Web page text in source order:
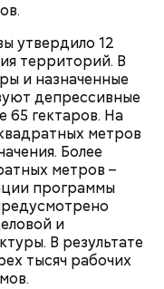
утвердило 12
территорий. В
и назначенные
депрессивные
65 гектаров. На
метров
Более
метров –
программы
и
В результате
тысяч рабочих
москвича